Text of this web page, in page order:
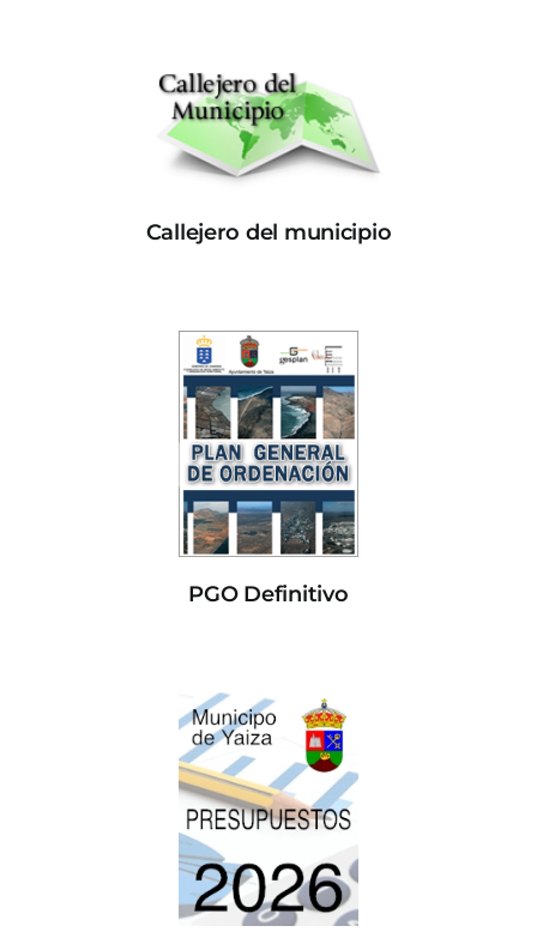
Callejero del municipio
PGO Definitivo